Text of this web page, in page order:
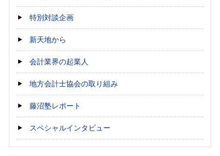
特別対談企画
新天地から
会計業界の起業人
地方会計士協会の取り組み
藤沼塾レポート
スペシャルインタビュー